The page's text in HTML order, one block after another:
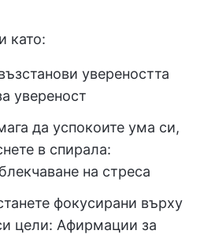
като:
увереността
увереност
да успокоите ума си,
в спирала:
на стреса
фокусирани върху
цели: Афирмации за